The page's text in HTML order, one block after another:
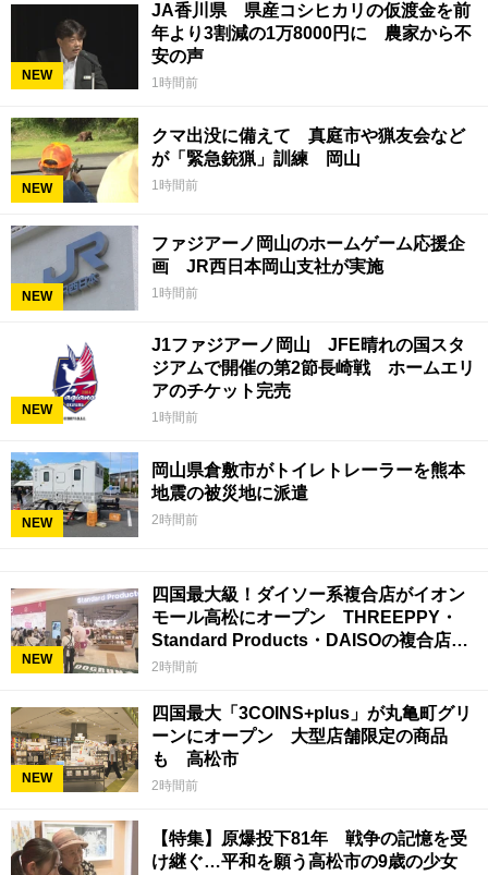
NEW
JA香川県 県産コシヒカリの仮渡金を前
年より3割減の1万8000円に 農家から不
安の声
1時間前
NEW
クマ出没に備えて 真庭市や猟友会など
が「緊急銃猟」訓練 岡山
1時間前
NEW
ファジアーノ岡山のホームゲーム応援企
画 JR西日本岡山支社が実施
1時間前
NEW
J1ファジアーノ岡山 JFE晴れの国スタ
ジアムで開催の第2節長崎戦 ホームエリ
アのチケット完売
1時間前
NEW
岡山県倉敷市がトイレトレーラーを熊本
地震の被災地に派遣
2時間前
NEW
四国最大級！ダイソー系複合店がイオン
モール高松にオープン THREEPPY・
Standard Products・DAISOの複合店は
香川県初
2時間前
NEW
四国最大「3COINS+plus」が丸亀町グリ
ーンにオープン 大型店舗限定の商品
も 高松市
2時間前
【特集】原爆投下81年 戦争の記憶を受
け継ぐ…平和を願う高松市の9歳の少女